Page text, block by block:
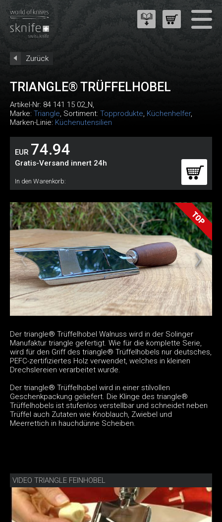
Zurück
TRIANGLE® TRÜFFELHOBEL
Artikel-Nr: 84 141 15 02_N,
Marke: Triangle, Sortiment: Topprodukte, Küchenhelfer,
Marken-Linie: Küchenutensilien
EUR 74.94
Gratis-Versand innert 24h
In den Warenkorb:
Der triangle® Trüffelhobel Walnuss wird in der Solinger
Manufaktur triangle gefertigt. Wie für die komplette Serie,
wird für den Griff des triangle® Trüffelhobels nur deutsches,
PEFC-zertifiziertes Holz verwendet, welches in kleinen
Drechslereien verarbeitet wurde.
Der triangle® Trüffelhobel wird in einer stilvollen
Geschenkpackung geliefert. Die Klinge des triangle®
Trüffelhobels ist stufenlos verstellbar und schneidet neben
Trüffel auch Zutaten wie Knoblauch, Zwiebel und
Meerrettich in hauchdünne Scheiben.
VIDEO TRIANGLE FEINHOBEL